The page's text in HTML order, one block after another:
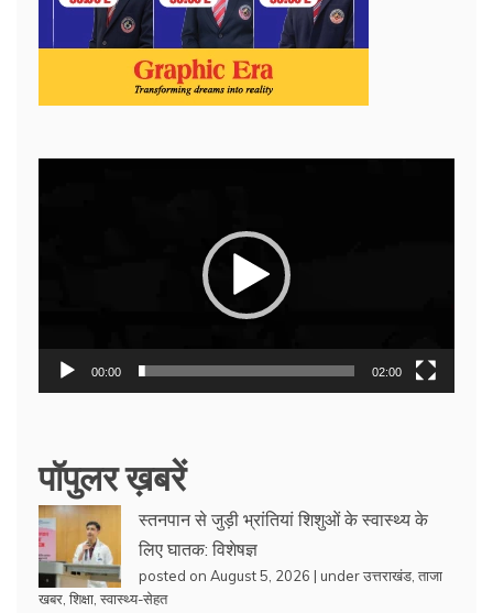
00:00 02:00
पॉपुलर ख़बरें
स्तनपान से जुड़ी भ्रांतियां शिशुओं के स्वास्थ्य के
लिए घातक: विशेषज्ञ
posted on August 5, 2026 | underउत्तराखंड ताजा
खबर शिक्षा स्वास्थ्य-सेहत